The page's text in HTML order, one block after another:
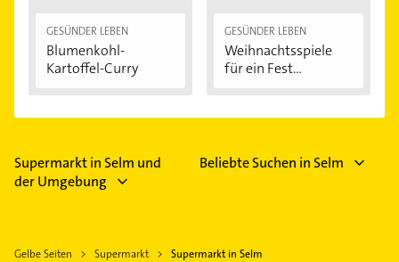
GESÜNDER LEBEN
Blumenkohl-
Kartoffel-Curry
GESÜNDER LEBEN
Weihnachtsspiele
für ein Fest...
Supermarkt in Selm und
der Umgebung
Beliebte Suchen in Selm
Gelbe Seiten Supermarkt Supermarkt in Selm